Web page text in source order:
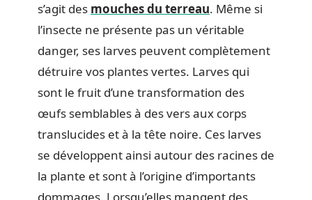
s’agit des mouches du terreau. Même si
l’insecte ne présente pas un véritable
danger, ses larves peuvent complètement
détruire vos plantes vertes. Larves qui
sont le fruit d’une transformation des
œufs semblables à des vers aux corps
translucides et à la tête noire. Ces larves
se développent ainsi autour des racines de
la plante et sont à l’origine d’importants